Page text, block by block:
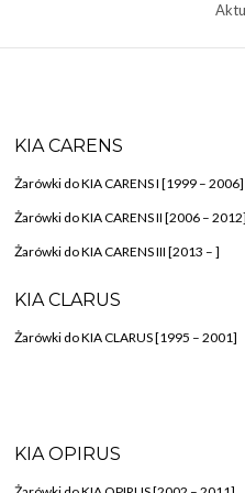
KIA CARENS
Żarówki do KIA CARENS I [1999 – 2006]
Żarówki do KIA CARENS II [2006 – 2012]
Żarówki do KIA CARENS III [2013 – ]
KIA CLARUS
Żarówki do KIA CLARUS [1995 – 2001]
KIA OPIRUS